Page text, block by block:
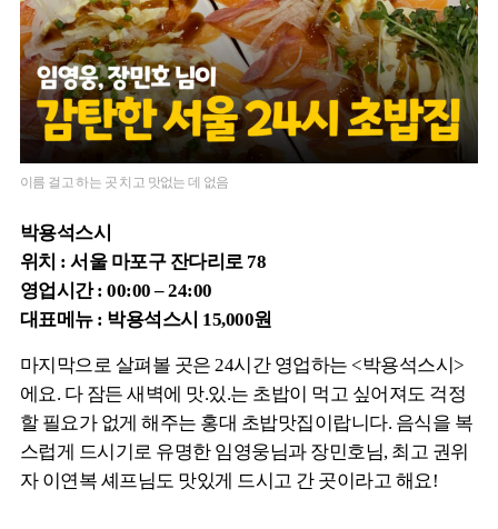
이름 걸고 하는 곳 치고 맛없는 데 없음
박용석스시
위치 : 서울 마포구 잔다리로 78
영업시간 : 00:00 – 24:00
대표메뉴 : 박용석스시 15,000원
마지막으로 살펴볼 곳은 24시간 영업하는 <박용석스시>
에요. 다 잠든 새벽에 맛.있.는 초밥이 먹고 싶어져도 걱정
할 필요가 없게 해주는 홍대 초밥맛집이랍니다. 음식을 복
스럽게 드시기로 유명한 임영웅님과 장민호님, 최고 권위
자 이연복 셰프님도 맛있게 드시고 간 곳이라고 해요!